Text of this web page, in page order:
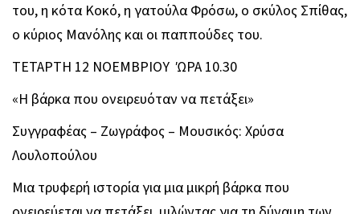
του, η κότα Κοκό, η γατούλα Φρόσω, ο σκύλος Σπίθας,
ο κύριος Μανόλης και οι παππούδες του.
ΤΕΤΑΡΤΗ 12 ΝΟΕΜΒΡΙΟΥ ΏΡΑ 10.30
«Η βάρκα που ονειρευόταν να πετάξει»
Συγγραφέας – Ζωγράφος – Μουσικός: Χρύσα
Λουλοπούλου
Μια τρυφερή ιστορία για μια μικρή βάρκα που